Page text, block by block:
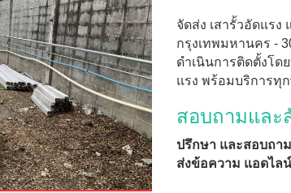
จัดส่ง เสารั้วอัดแรง
กรุงเทพมหานคร -
ดำเนินการติดตั้งโด
แรง พร้อมบริการทุ
สอบถามและ
ปรึกษา และสอบถา
ส่งข้อความ แอดไล